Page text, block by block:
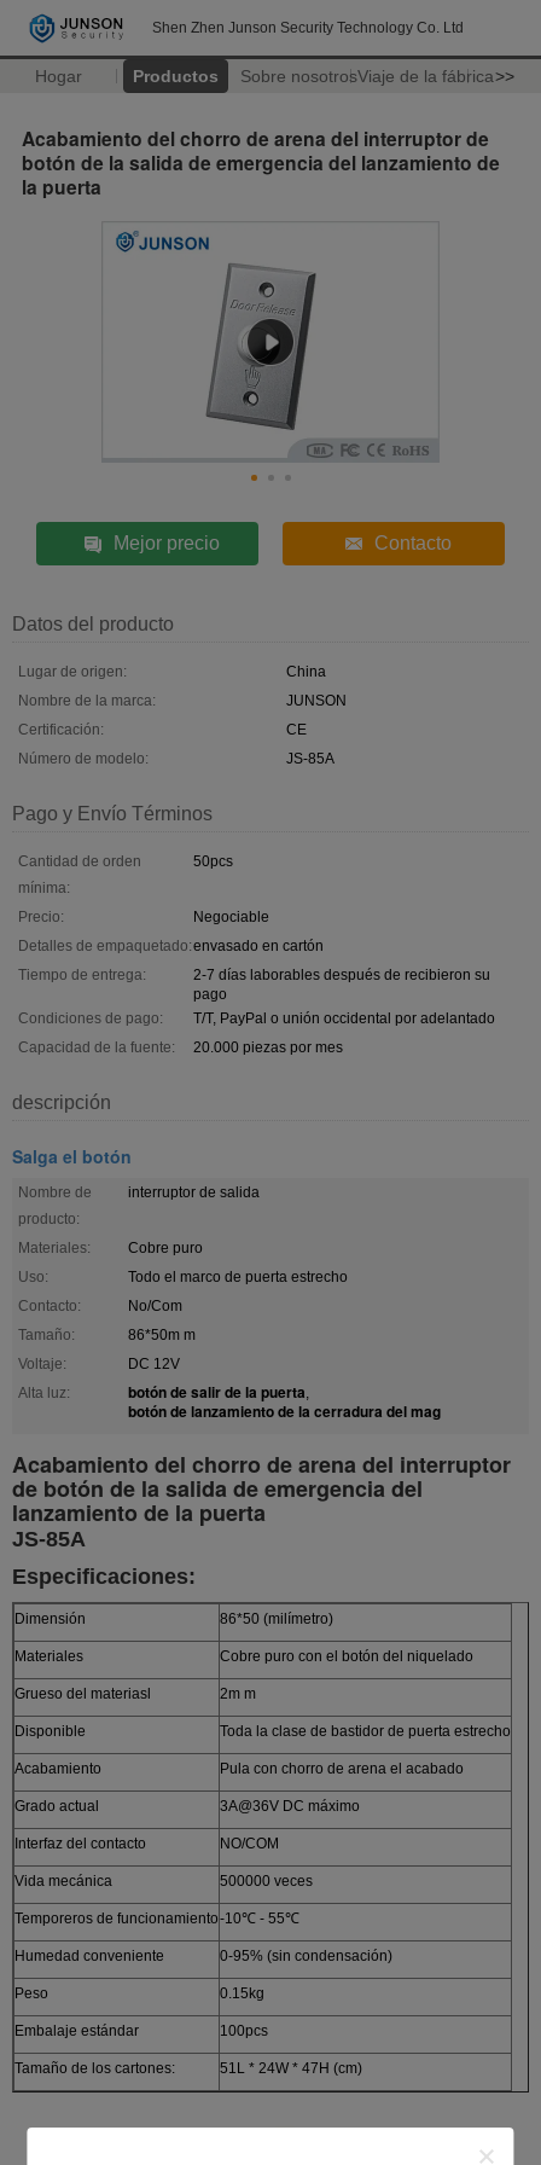
Shen Zhen Junson Security Technology Co. Ltd
Hogar Productos Sobre nosotrosViaje de la fábrica>>
Acabamiento del chorro de arena del interruptor de
botón de la salida de emergencia del lanzamiento de
la puerta
Mejor precio Contacto
Datos del producto
Lugar de origen:
China
Nombre de la marca:
JUNSON
Certificación:
CE
Número de modelo:
JS-85A
Pago y Envío Términos
Cantidad de orden
mínima:
50pcs
Precio:
Negociable
Detalles de empaquetado:envasado en cartón
Tiempo de entrega:
2-7 días laborables después de recibieron su
pago
Condiciones de pago:
T/T, PayPal o unión occidental por adelantado
Capacidad de la fuente:
20.000 piezas por mes
descripción
Salga el botón
Nombre de
producto:
interruptor de salida
Materiales:
Cobre puro
Uso:
Todo el marco de puerta estrecho
Contacto:
No/Com
Tamaño:
86*50m m
Voltaje:
DC 12V
Alta luz:
botón de salir de la puerta,
botón de lanzamiento de la cerradura del mag
Acabamiento del chorro de arena del interruptor
de botón de la salida de emergencia del
lanzamiento de la puerta
JS-85A
Especificaciones:
Dimensión 86*50 (milímetro)
Materiales Cobre puro con el botón del niquelado
Grueso del materiasl 2m m
Disponible Toda la clase de bastidor de puerta estrecho
Acabamiento Pula con chorro de arena el acabado
Grado actual 3A@36V DC máximo
Interfaz del contacto NO/COM
Vida mecánica 500000 veces
Temporeros de funcionamiento-10℃ - 55℃
Humedad conveniente 0-95% (sin condensación)
Peso 0.15kg
Embalaje estándar 100pcs
Tamaño de los cartones: 51L * 24W * 47H (cm)